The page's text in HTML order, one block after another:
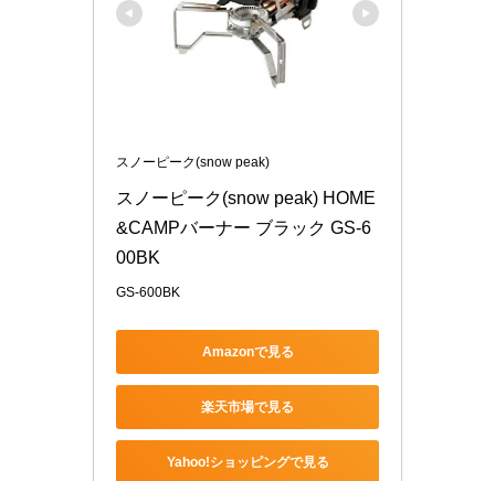
スノーピーク(snow peak)
スノーピーク(snow peak) HOME
&CAMPバーナー ブラック GS-6
00BK
GS-600BK
Amazonで見る
楽天市場で見る
Yahoo!ショッピングで見る